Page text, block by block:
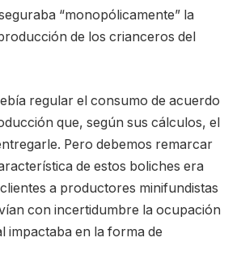
“monopólicamente” la
de los crianceros del
regular el consumo de acuerdo
que, según sus cálculos, el
Pero debemos remarcar
de estos boliches era
a productores minifundistas
con incertidumbre la ocupación
impactaba en la forma de